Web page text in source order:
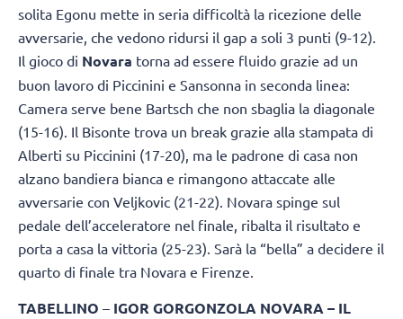
solita Egonu mette in seria difficoltà la ricezione delle
avversarie, che vedono ridursi il gap a soli 3 punti (9-12).
Il gioco di Novara torna ad essere fluido grazie ad un
buon lavoro di Piccinini e Sansonna in seconda linea:
Camera serve bene Bartsch che non sbaglia la diagonale
(15-16). Il Bisonte trova un break grazie alla stampata di
Alberti su Piccinini (17-20), ma le padrone di casa non
alzano bandiera bianca e rimangono attaccate alle
avversarie con Veljkovic (21-22). Novara spinge sul
pedale dell’acceleratore nel finale, ribalta il risultato e
porta a casa la vittoria (25-23). Sarà la “bella” a decidere il
quarto di finale tra Novara e Firenze.
TABELLINO – IGOR GORGONZOLA NOVARA – IL